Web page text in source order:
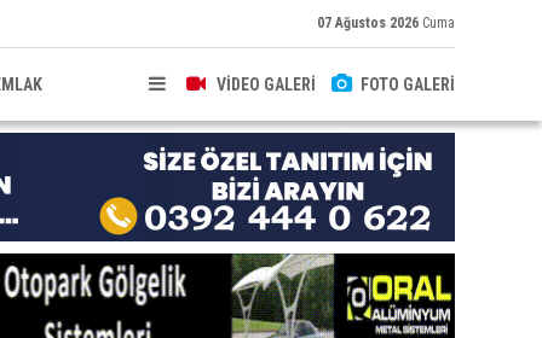
07 Ağustos 2026 Cuma
VİDEO GALERİ FOTO GALERİ